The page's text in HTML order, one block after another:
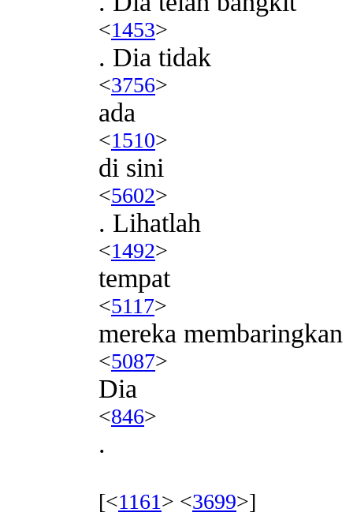
<1453>
. Dia tidak
<3756>
ada
<1510>
di sini
<5602>
. Lihatlah
<1492>
tempat
<5117>
mereka membaringkan
<5087>
Dia
<846>
.
[<1161> <3699>]